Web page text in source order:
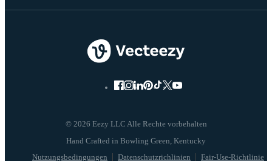
© 2026 Eezy LLC Alle Rechte vorbehalten
Nutzungsbedingungen Datenschutzrichlinien Fair-Use-Richtlinie